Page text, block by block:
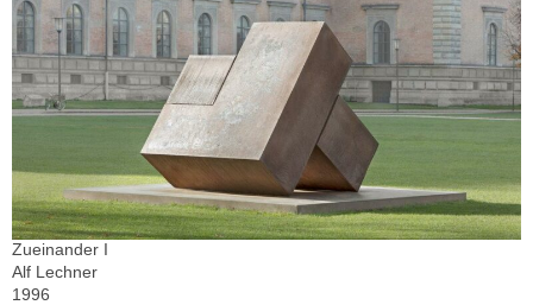
Zueinander I
Alf Lechner
1996